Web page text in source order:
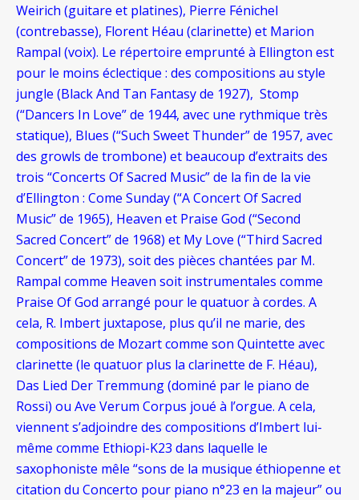
Weirich (guitare et platines), Pierre Fénichel
(contrebasse), Florent Héau (clarinette) et Marion
Rampal (voix). Le répertoire emprunté à Ellington est
pour le moins éclectique : des compositions au style
jungle (Black And Tan Fantasy de 1927), Stomp
(“Dancers In Love” de 1944, avec une rythmique très
statique), Blues (“Such Sweet Thunder” de 1957, avec
des growls de trombone) et beaucoup d’extraits des
trois “Concerts Of Sacred Music” de la fin de la vie
d’Ellington : Come Sunday (“A Concert Of Sacred
Music” de 1965), Heaven et Praise God (“Second
Sacred Concert” de 1968) et My Love (“Third Sacred
Concert” de 1973), soit des pièces chantées par M.
Rampal comme Heaven soit instrumentales comme
Praise Of God arrangé pour le quatuor à cordes. A
cela, R. Imbert juxtapose, plus qu’il ne marie, des
compositions de Mozart comme son Quintette avec
clarinette (le quatuor plus la clarinette de F. Héau),
Das Lied Der Tremmung (dominé par le piano de
Rossi) ou Ave Verum Corpus joué à l’orgue. A cela,
viennent s’adjoindre des compositions d’Imbert lui-
même comme Ethiopi-K23 dans laquelle le
saxophoniste mêle “sons de la musique éthiopenne et
citation du Concerto pour piano n°23 en la majeur” ou